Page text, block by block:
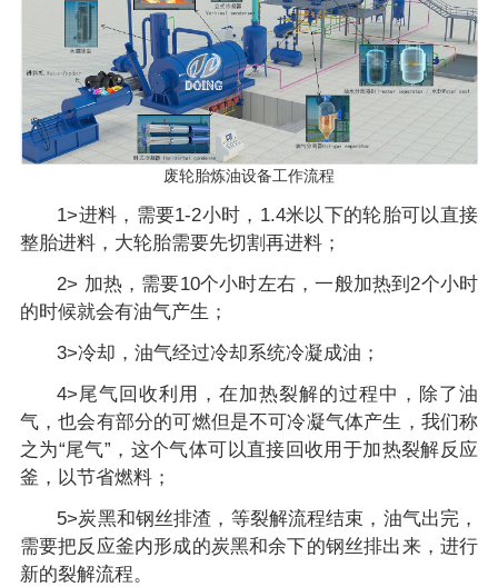
废轮胎炼油设备工作流程
1>进料，需要1-2小时，1.4米以下的轮胎可以直接
整胎进料，大轮胎需要先切割再进料；
2> 加热，需要10个小时左右，一般加热到2个小时
的时候就会有油气产生；
3>冷却，油气经过冷却系统冷凝成油；
4>尾气回收利用，在加热裂解的过程中，除了油
气，也会有部分的可燃但是不可冷凝气体产生，我们称
之为“尾气”，这个气体可以直接回收用于加热裂解反应
釜，以节省燃料；
5>炭黑和钢丝排渣，等裂解流程结束，油气出完，
需要把反应釜内形成的炭黑和余下的钢丝排出来，进行
新的裂解流程。